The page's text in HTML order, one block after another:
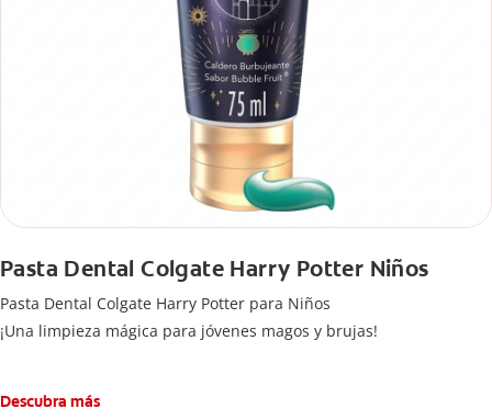
Pasta Dental Colgate Harry Potter Niños
Pasta Dental Colgate Harry Potter para Niños
¡Una limpieza mágica para jóvenes magos y brujas!
Descubra más